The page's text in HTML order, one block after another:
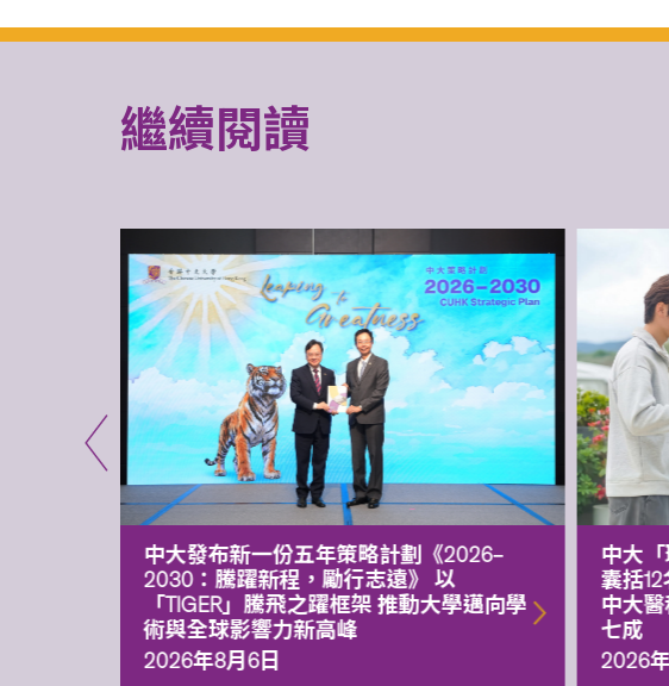
繼續閱讀
中大發布新一份五年策略計劃《2026‒
2030：騰躍新程，勵行志遠》 以
「TIGER」騰飛之躍框架 推動大學邁向學
術與全球影響力新高峰
2026年8月6日
中大
囊括
中大
七成
2026